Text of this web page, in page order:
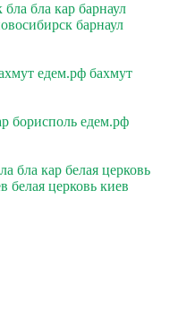
бла кар барнаул
барнаул
едем.рф бахмут
борисполь едем.рф
бла кар белая церковь
белая церковь киев